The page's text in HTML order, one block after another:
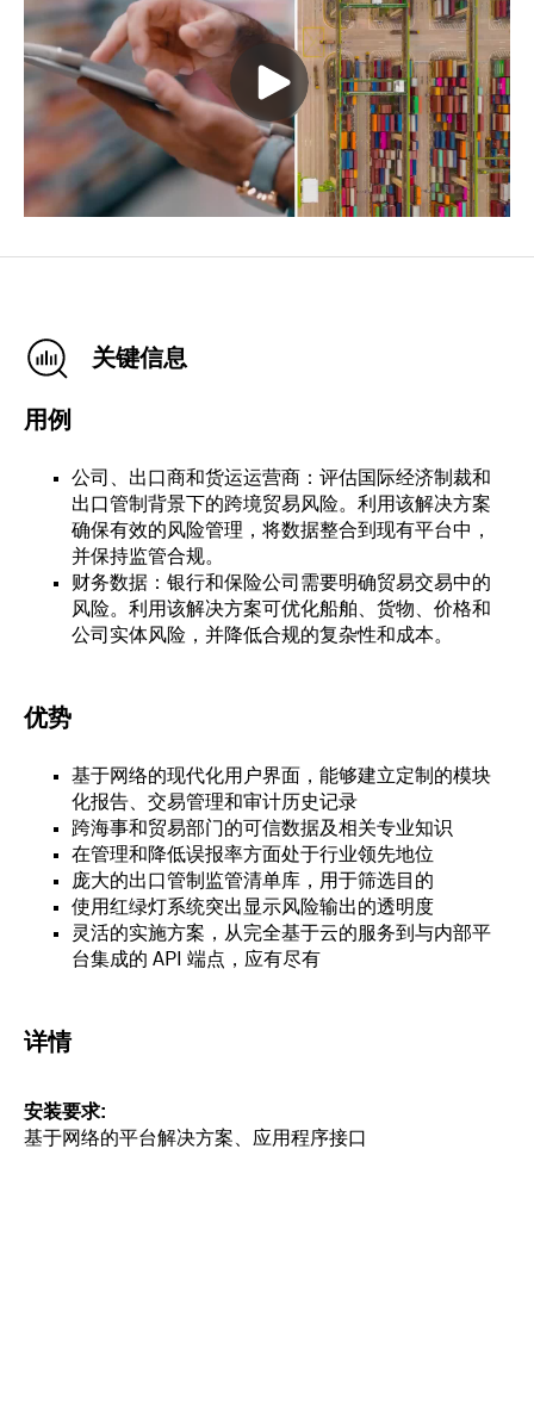
关键信息
用例
公司、出口商和货运运营商：评估国际经济制裁和
出口管制背景下的跨境贸易风险。利用该解决方案
确保有效的风险管理，将数据整合到现有平台中，
并保持监管合规。
财务数据：银行和保险公司需要明确贸易交易中的
风险。利用该解决方案可优化船舶、货物、价格和
公司实体风险，并降低合规的复杂性和成本。
优势
基于网络的现代化用户界面，能够建立定制的模块
化报告、交易管理和审计历史记录
跨海事和贸易部门的可信数据及相关专业知识
在管理和降低误报率方面处于行业领先地位
庞大的出口管制监管清单库，用于筛选目的
使用红绿灯系统突出显示风险输出的透明度
灵活的实施方案，从完全基于云的服务到与内部平
台集成的 API 端点，应有尽有
详情
安装要求
基于网络的平台解决方案、应用程序接口